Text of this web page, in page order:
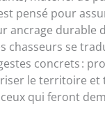
pensé pour
ancrage durable
chasseurs se
concrets :
le territoire
qui feront